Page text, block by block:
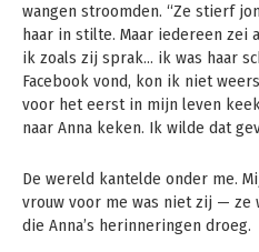
wangen stroomden. “Ze stierf
haar in stilte. Maar iedereen
ik zoals zij sprak… ik was haar
Facebook vond, kon ik niet
voor het eerst in mijn leven
naar Anna keken. Ik wilde dat
De wereld kantelde onder me.
vrouw voor me was niet zij — ze
die Anna’s herinneringen droeg.